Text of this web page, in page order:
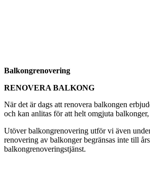
Balkongrenovering
RENOVERA BALKONG
När det är dags att renovera balkongen
och kan anlitas för att helt omgjuta
Utöver balkongrenovering utför vi även
renovering av balkonger begränsas inte till
balkongrenoveringstjänst.